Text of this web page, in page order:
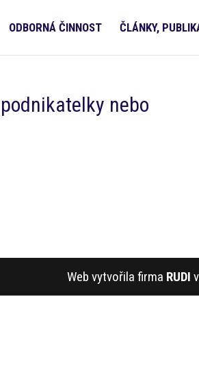
ODBORNÁ ČINNOST ČLÁNKY,
nebo
Web vytvořila firma RUDI